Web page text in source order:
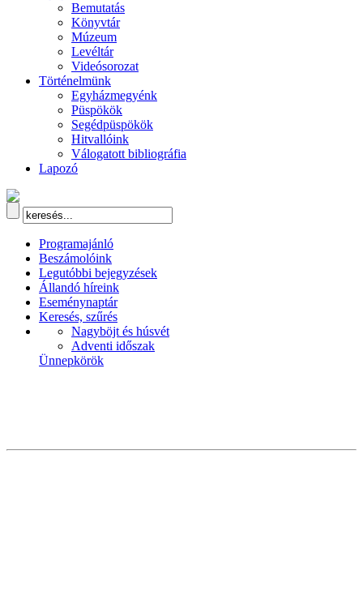
Bemutatás
Könyvtár
Múzeum
Levéltár
Videósorozat
Történelmünk
Egyházmegyénk
Püspökök
Segédpüspökök
Hitvallóink
Válogatott bibliográfia
Lapozó
Programajánló
Beszámolóink
Legutóbbi bejegyzések
Állandó híreink
Eseménynaptár
Keresés, szűrés
Nagyböjt és húsvét
Adventi időszak
Ünnepkörök